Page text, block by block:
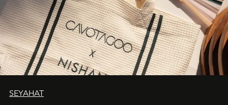
SEYAHAT